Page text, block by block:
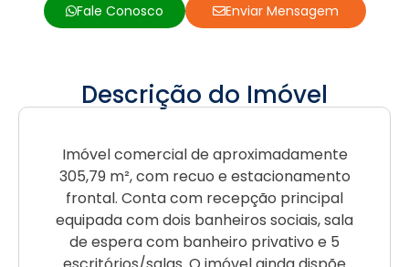
Fale Conosco Enviar Mensagem
Descrição do Imóvel
Imóvel comercial de aproximadamente
305,79 m², com recuo e estacionamento
frontal. Conta com recepção principal
equipada com dois banheiros sociais, sala
de espera com banheiro privativo e 5